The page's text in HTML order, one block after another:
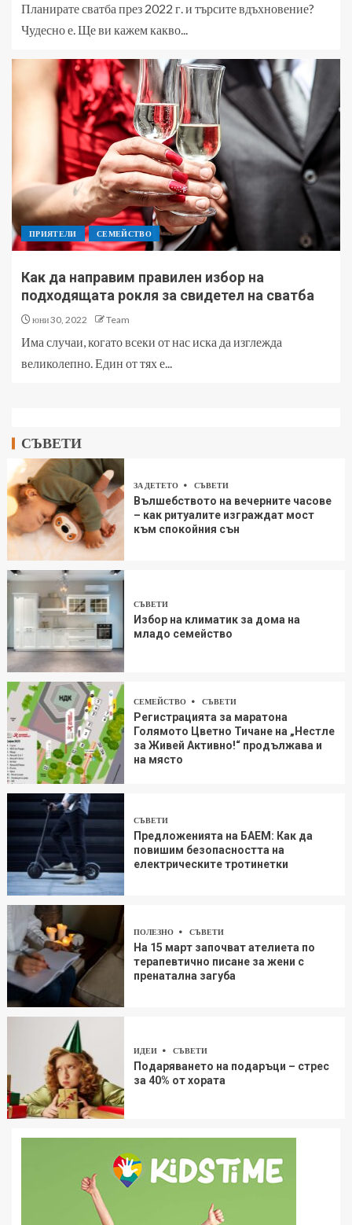
Планирате сватба през 2022 г. и търсите вдъхновение?
Чудесно е. Ще ви кажем какво...
ПРИЯТЕЛИ СЕМЕЙСТВО
Как да направим правилен избор на
подходящата рокля за свидетел на сватба
юни 30, 2022 Team
Има случаи, когато всеки от нас иска да изглежда
великолепно. Един от тях е...
СЪВЕТИ
ЗА ДЕТЕТО СЪВЕТИ
Вълшебството на вечерните часове
– как ритуалите изграждат мост
към спокойния сън
СЪВЕТИ
Избор на климатик за дома на
младо семейство
СЕМЕЙСТВО СЪВЕТИ
Регистрацията за маратона
Голямото Цветно Тичане на „Нестле
за Живей Aктивно!“ продължава и
на място
СЪВЕТИ
Предложенията на БАЕМ: Как да
повишим безопасността на
електрическите тротинетки
ПОЛЕЗНО СЪВЕТИ
На 15 март започват ателиета по
терапевтично писане за жени с
пренатална загуба
ИДЕИ СЪВЕТИ
Подаряването на подаръци – стрес
за 40% от хората